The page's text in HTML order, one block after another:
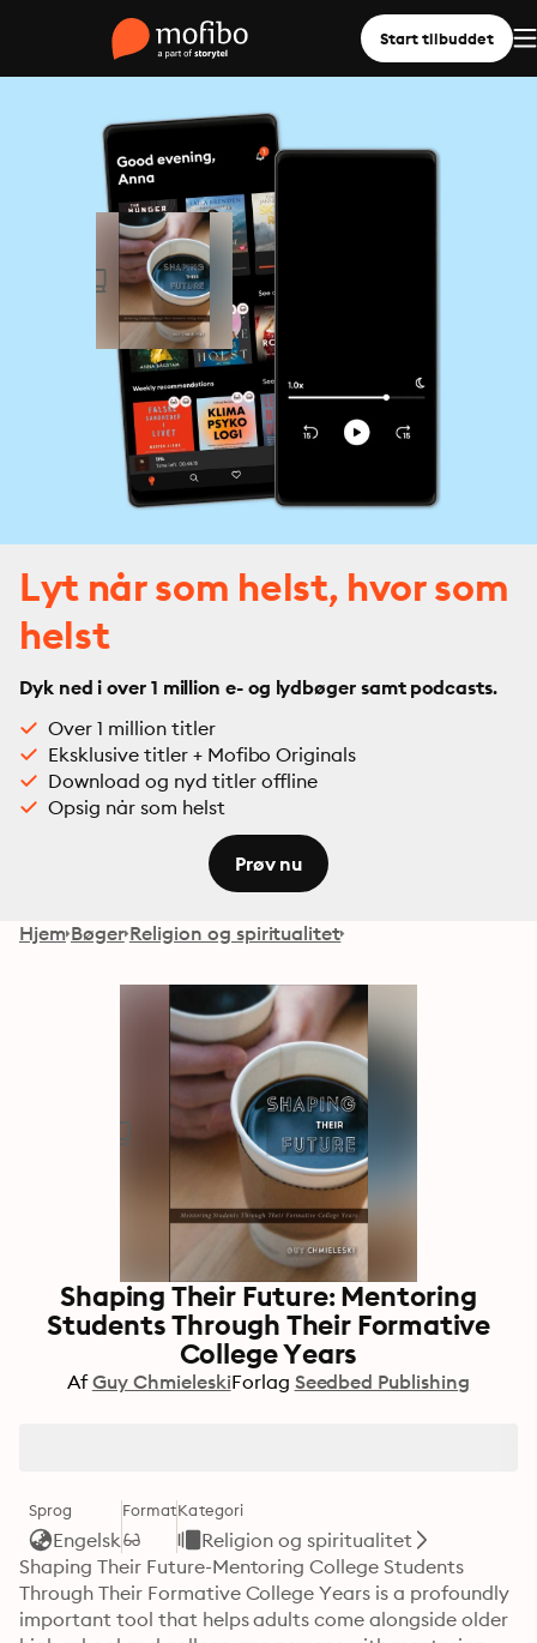
Start tilbuddet
Lyt når som helst, hvor som
helst
Dyk ned i over 1 million e- og lydbøger samt podcasts.
Over 1 million titler
Eksklusive titler + Mofibo Originals
Download og nyd titler offline
Opsig når som helst
Prøv nu
Hjem Bøger Religion og spiritualitet
Shaping Their Future: Mentoring
Students Through Their Formative
College Years
Af Guy ChmieleskiForlag Seedbed Publishing
Sprog
Engelsk
FormatKategori
Religion og spiritualitet
Shaping Their Future-Mentoring College Students
Through Their Formative College Years is a profoundly
important tool that helps adults come alongside older